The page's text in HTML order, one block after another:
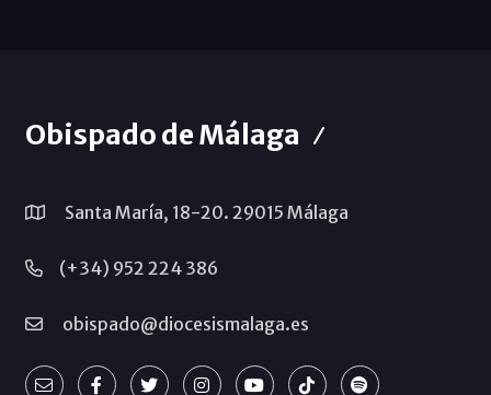
Obispado de Málaga
Santa María, 18-20. 29015 Málaga
(+34) 952 224 386
obispado@diocesismalaga.es